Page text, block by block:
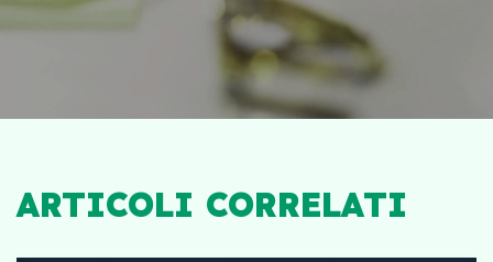
ARTICOLI CORRELATI